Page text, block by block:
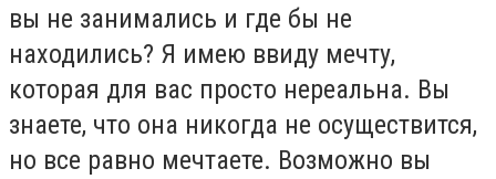
вы не занимались и где бы не
находились? Я имею ввиду мечту,
которая для вас просто нереальна. Вы
знаете, что она никогда не осуществится,
но все равно мечтаете. Возможно вы